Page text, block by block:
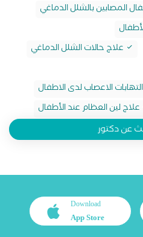
المصابين بالشلل الدماغي
علاج حالات الشلل الدماغي
الاعصاب لدى الاطفال
علاج لين العظام عند الأطفال
عن دكتور
Download
App Store